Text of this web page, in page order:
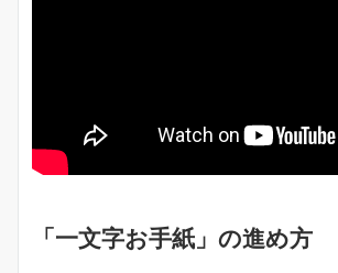
「一文字お手紙」の進め方